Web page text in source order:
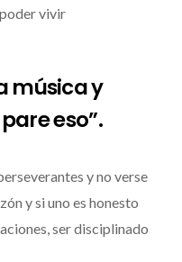
vivir
música y
eso”.
y no verse
y si uno es honesto
ser disciplinado